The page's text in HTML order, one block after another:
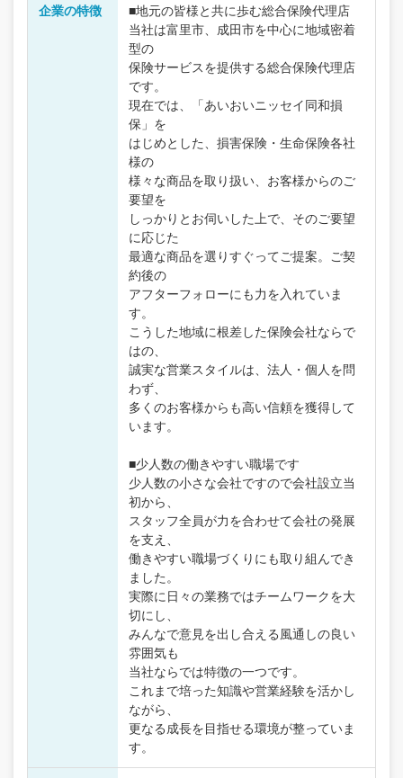
企業の特徴
■地元の皆様と共に歩む総合保険代理店
当社は富里市、成田市を中心に地域密着
型の
保険サービスを提供する総合保険代理店
です。
現在では、「あいおいニッセイ同和損
保」を
はじめとした、損害保険・生命保険各社
様の
様々な商品を取り扱い、お客様からのご
要望を
しっかりとお伺いした上で、そのご要望
に応じた
最適な商品を選りすぐってご提案。ご契
約後の
アフターフォローにも力を入れていま
す。
こうした地域に根差した保険会社ならで
はの、
誠実な営業スタイルは、法人・個人を問
わず、
多くのお客様からも高い信頼を獲得して
います。
■少人数の働きやすい職場です
少人数の小さな会社ですので会社設立当
初から、
スタッフ全員が力を合わせて会社の発展
を支え、
働きやすい職場づくりにも取り組んでき
ました。
実際に日々の業務ではチームワークを大
切にし、
みんなで意見を出し合える風通しの良い
雰囲気も
当社ならでは特徴の一つです。
これまで培った知識や営業経験を活かし
ながら、
更なる成長を目指せる環境が整っていま
す。